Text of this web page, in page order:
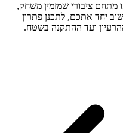
ציבורי שמזמין משחק,
יחד אתכם, לתכנן פתרון
ועד ההתקנה בשטח.